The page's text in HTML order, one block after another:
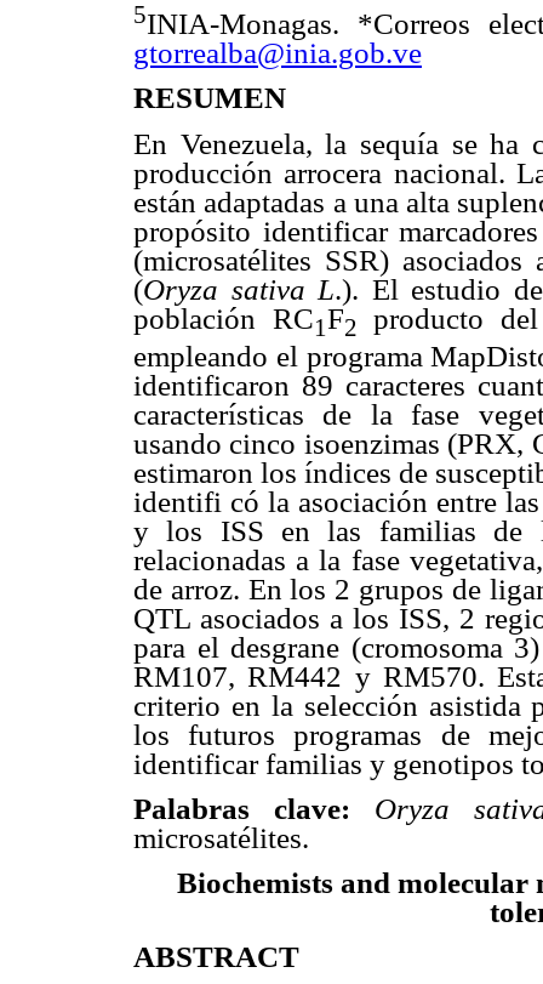
5INIA-Monagas. *Correos
gtorrealba@inia.gob.ve
RESUMEN
En Venezuela, la sequía se
producción arrocera nacional.
están adaptadas a una alta
propósito identificar
(microsatélites SSR)
(Oryza sativa L.). El estudio
población RC1F2 producto
empleando el programa
identificaron 89 caracteres
características de la fase
usando cinco isoenzimas (PRX,
estimaron los índices de
identifi có la asociación entre
y los ISS en las familias de
relacionadas a la fase
de arroz. En los 2 grupos de
QTL asociados a los ISS, 2
para el desgrane (cromosoma
RM107, RM442 y RM570.
criterio en la selección asistida
los futuros programas de
identificar familias y genotipos
Palabras clave: Oryza
microsatélites.
Biochemists and molecular
ABSTRACT